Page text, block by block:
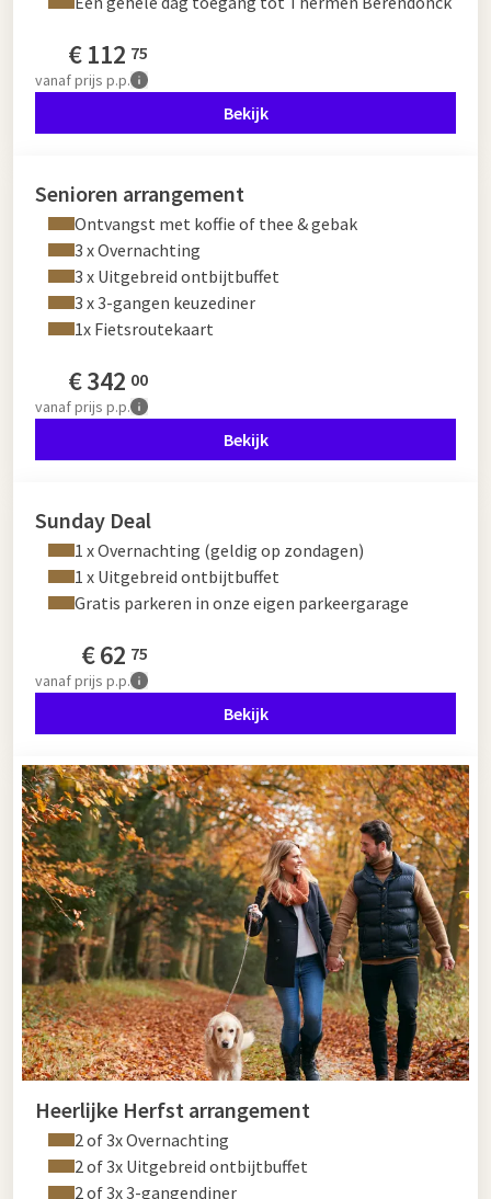
€112 75
vanafprijs p.p.
Bekijk
Senioren arrangement
Ontvangst met koffie of thee & gebak
3 x Overnachting
3 x Uitgebreid ontbijtbuffet
3 x 3-gangen keuzediner
1x Fietsroutekaart
€342 00
vanafprijs p.p.
Bekijk
Sunday Deal
1 x Overnachting (geldig op zondagen)
1 x Uitgebreid ontbijtbuffet
Gratis parkeren in onze eigen parkeergarage
€62 75
vanafprijs p.p.
Bekijk
Heerlijke Herfst arrangement
2 of 3x Overnachting
2 of 3x Uitgebreid ontbijtbuffet
2 of 3x 3-gangendiner